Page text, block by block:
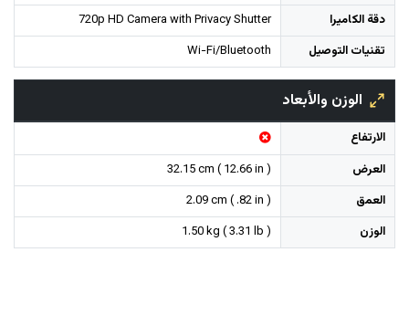
دقة الكاميرا
720p HD Camera with Privacy Shutter
تقنيات التوصيل
Wi-Fi/Bluetooth
الوزن والأبعاد
الارتفاع
العرض
32.15 cm ( 12.66 in )
العمق
2.09 cm ( .82 in )
الوزن
1.50 kg ( 3.31 lb )